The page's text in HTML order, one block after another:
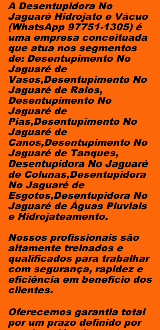
A Desentupidora No
Jaguaré Hidrojato e Vácuo
(WhatsApp 97751-1305)é
uma empresa conceituada
que atua nos segmentos
de: Desentupimento No
Jaguaré de
Vasos,Desentupimento No
Jaguaré de Ralos,
Desentupimento No
Jaguaré de
Pias,Desentupimento No
Jaguaré de
Canos,Desentupimento No
Jaguaré de Tanques,
Desentupidora No Jaguaré
de Colunas,Desentupidora
No Jaguaré de
Esgotos,Desentupidora No
Jaguaré de Águas Pluviais
e Hidrojateamento.
Nossos profissionais são
altamente treinados e
qualificados para trabalhar
com segurança, rapidez e
eficiência em benefício dos
clientes.
Oferecemos garantia total
por um prazo definido por